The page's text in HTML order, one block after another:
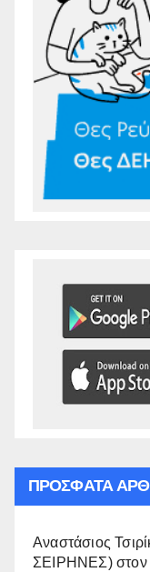
ΠΡΌΣΦΑΤΑ
Αναστάσιος
ΣΕΙΡΗΝΕΣ) στον